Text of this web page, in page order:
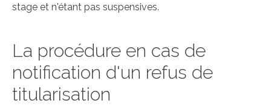
stage et n'étant pas suspensives.
La procédure en cas de
notification d'un refus de
titularisation